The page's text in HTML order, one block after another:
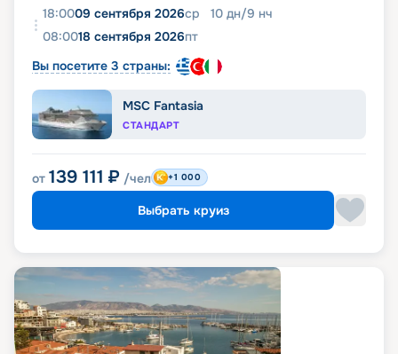
18:0009 сентября 2026ср 10 дн/9 нч
08:0018 сентября 2026пт
Вы посетите 3 страны:
MSC Fantasia
СТАНДАРТ
от 139 111 ₽ /чел +1 000
Выбрать круиз